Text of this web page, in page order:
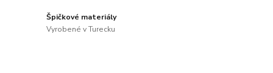
Špičkové materiály
Vyrobené v Turecku